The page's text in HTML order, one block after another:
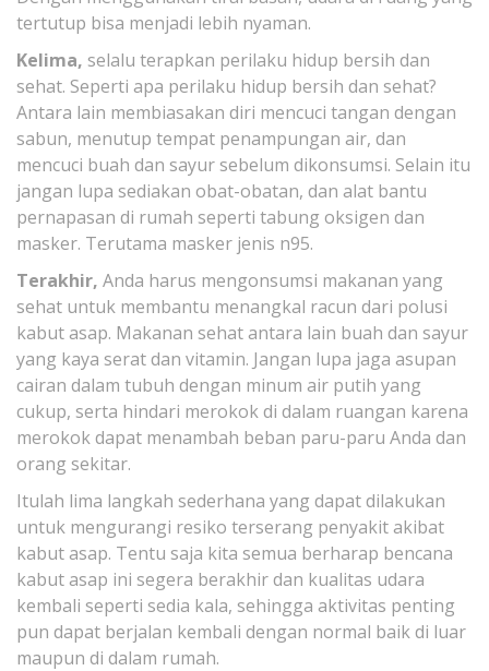
tertutup bisa menjadi lebih nyaman.
Kelima, selalu terapkan perilaku hidup bersih dan
sehat. Seperti apa perilaku hidup bersih dan sehat?
Antara lain membiasakan diri mencuci tangan dengan
sabun, menutup tempat penampungan air, dan
mencuci buah dan sayur sebelum dikonsumsi. Selain itu
jangan lupa sediakan obat-obatan, dan alat bantu
pernapasan di rumah seperti tabung oksigen dan
masker. Terutama masker jenis n95.
Terakhir, Anda harus mengonsumsi makanan yang
sehat untuk membantu menangkal racun dari polusi
kabut asap. Makanan sehat antara lain buah dan sayur
yang kaya serat dan vitamin. Jangan lupa jaga asupan
cairan dalam tubuh dengan minum air putih yang
cukup, serta hindari merokok di dalam ruangan karena
merokok dapat menambah beban paru-paru Anda dan
orang sekitar.
Itulah lima langkah sederhana yang dapat dilakukan
untuk mengurangi resiko terserang penyakit akibat
kabut asap. Tentu saja kita semua berharap bencana
kabut asap ini segera berakhir dan kualitas udara
kembali seperti sedia kala, sehingga aktivitas penting
pun dapat berjalan kembali dengan normal baik di luar
maupun di dalam rumah.